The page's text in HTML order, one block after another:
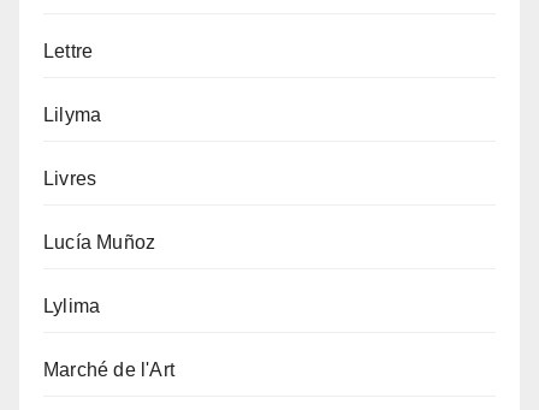
Lettre
Lilyma
Livres
Lucía Muñoz
Lylima
Marché de l'Art